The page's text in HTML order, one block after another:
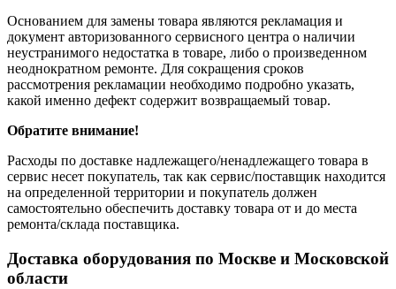
Основанием для замены товара являются рекламация и
документ авторизованного сервисного центра о наличии
неустранимого недостатка в товаре, либо о произведенном
неоднократном ремонте. Для сокращения сроков
рассмотрения рекламации необходимо подробно указать,
какой именно дефект содержит возвращаемый товар.
Обратите внимание!
Расходы по доставке надлежащего/ненадлежащего товара в
сервис несет покупатель, так как сервис/поставщик находится
на определенной территории и покупатель должен
самостоятельно обеспечить доставку товара от и до места
ремонта/склада поставщика.
Доставка оборудования по Москве и Московской
области